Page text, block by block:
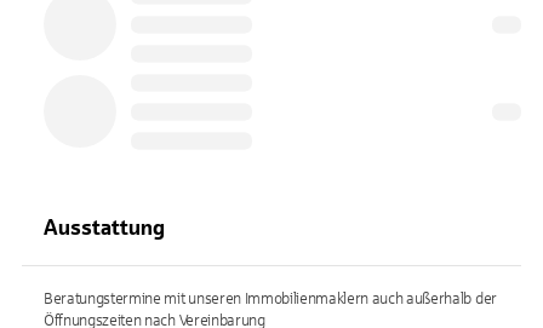
Ausstattung
Beratungstermine mit unseren Immobilienmaklern auch außerhalb der
Öffnungszeiten nach Vereinbarung